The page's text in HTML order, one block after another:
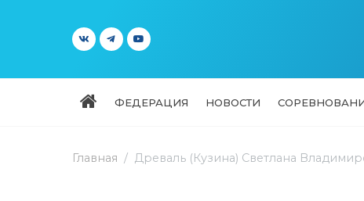
ФЕДЕРАЦИЯ НОВОСТИ
Главная Древаль (Кузина) Светлана